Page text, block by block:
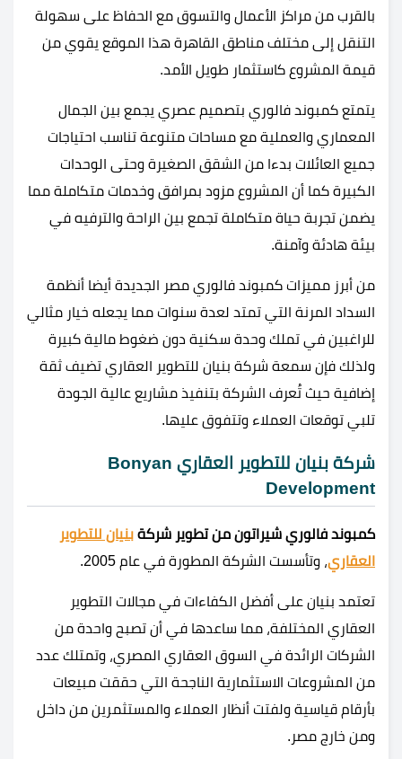
بالقرب من مراكز الأعمال والتسوق مع الحفاظ على سهولة
التنقل إلى مختلف مناطق القاهرة هذا الموقع يقوي من
قيمة المشروع كاستثمار طويل الأمد.
يتمتع كمبوند فالوري بتصميم عصري يجمع بين الجمال
المعماري والعملية مع مساحات متنوعة تناسب احتياجات
جميع العائلات بدءا من الشقق الصغيرة وحتى الوحدات
الكبيرة كما أن المشروع مزود بمرافق وخدمات متكاملة مما
يضمن تجربة حياة متكاملة تجمع بين الراحة والترفيه في
بيئة هادئة وآمنة.
من أبرز مميزات كمبوند فالوري مصر الجديدة أيضا أنظمة
السداد المرنة التي تمتد لعدة سنوات مما يجعله خيار مثالي
للراغبين في تملك وحدة سكنية دون ضغوط مالية كبيرة
ولذلك فإن سمعة شركة بنيان للتطوير العقاري تضيف ثقة
إضافية حيث تُعرف الشركة بتنفيذ مشاريع عالية الجودة
تلبي توقعات العملاء وتتفوق عليها.
شركة بنيان للتطوير العقاري Bonyan
Development
كمبوند فالوري شيراتون من تطوير شركة بنيان للتطوير
العقاري، وتأسست الشركة المطورة في عام 2005
.
تعتمد بنيان على أفضل الكفاءات في مجالات التطوير
العقاري المختلفة، مما ساعدها في أن تصبح واحدة من
الشركات الرائدة في السوق العقاري المصري، وتمتلك عدد
من المشروعات الاستثمارية الناجحة التي حققت مبيعات
بأرقام قياسية ولفتت أنظار العملاء والمستثمرين من داخل
ومن خارج مصر.